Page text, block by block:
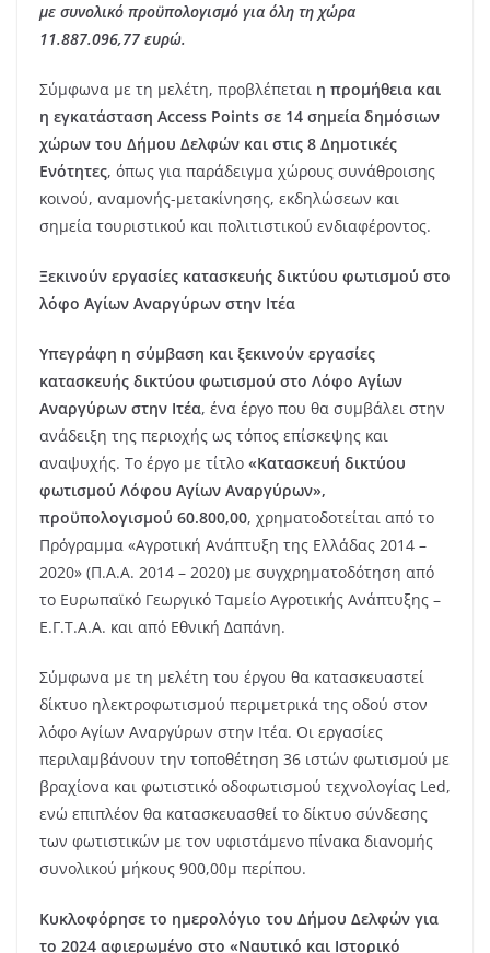
με συνολικό προϋπολογισμό για όλη τη χώρα
11.887.096,77 ευρώ.
Σύμφωνα με τη μελέτη, προβλέπεται η προμήθεια και
η εγκατάσταση Access Points σε 14 σημεία δημόσιων
χώρων του Δήμου Δελφών και στις 8 Δημοτικές
Ενότητες, όπως για παράδειγμα χώρους συνάθροισης
κοινού, αναμονής-μετακίνησης, εκδηλώσεων και
σημεία τουριστικού και πολιτιστικού ενδιαφέροντος.
Ξεκινούν εργασίες κατασκευής δικτύου φωτισμού στο
λόφο Αγίων Αναργύρων στην Ιτέα
Υπεγράφη η σύμβαση και ξεκινούν εργασίες
κατασκευής δικτύου φωτισμού στο Λόφο Αγίων
Αναργύρων στην Ιτέα, ένα έργο που θα συμβάλει στην
ανάδειξη της περιοχής ως τόπος επίσκεψης και
αναψυχής. Το έργο με τίτλο «Κατασκευή δικτύου
φωτισμού Λόφου Αγίων Αναργύρων»,
προϋπολογισμού 60.800,00, χρηματοδοτείται από το
Πρόγραμμα «Αγροτική Ανάπτυξη της Ελλάδας 2014 –
2020» (Π.Α.Α. 2014 – 2020) με συγχρηματοδότηση από
το Ευρωπαϊκό Γεωργικό Ταμείο Αγροτικής Ανάπτυξης –
Ε.Γ.Τ.Α.Α. και από Εθνική Δαπάνη.
Σύμφωνα με τη μελέτη του έργου θα κατασκευαστεί
δίκτυο ηλεκτροφωτισμού περιμετρικά της οδού στον
λόφο Αγίων Αναργύρων στην Ιτέα. Οι εργασίες
περιλαμβάνουν την τοποθέτηση 36 ιστών φωτισμού με
βραχίονα και φωτιστικό οδοφωτισμού τεχνολογίας Led,
ενώ επιπλέον θα κατασκευασθεί το δίκτυο σύνδεσης
των φωτιστικών με τον υφιστάμενο πίνακα διανομής
συνολικού μήκους 900,00μ περίπου.
Κυκλοφόρησε το ημερολόγιο του Δήμου Δελφών για
το 2024 αφιερωμένο στο «Ναυτικό και Ιστορικό